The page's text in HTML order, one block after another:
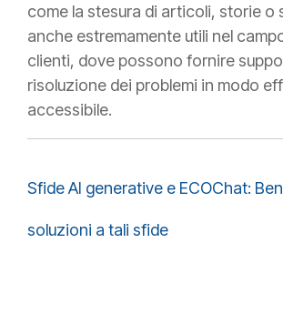
come la stesura di articoli, storie o
anche estremamente utili nel
clienti, dove possono fornire
risoluzione dei problemi in modo
accessibile.​​​​​​​​​​​​​​​​
Sfide AI generative e ECOChat:
soluzioni a tali sfide